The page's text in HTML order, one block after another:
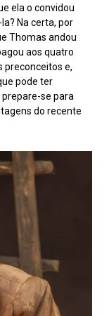
ela o convidou
Na certa, por
Thomas andou
aos quatro
preconceitos e,
pode ter
se para
do recente